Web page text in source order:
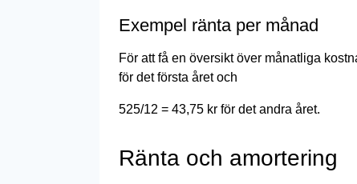
Exempel ränta per månad
För att få en översikt över månatliga
för det första året och
525/12 = 43,75 kr för det andra året.
Ränta och amortering